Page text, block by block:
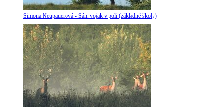
Simona Neupauerová - Sám vojak v poli (základné školy)